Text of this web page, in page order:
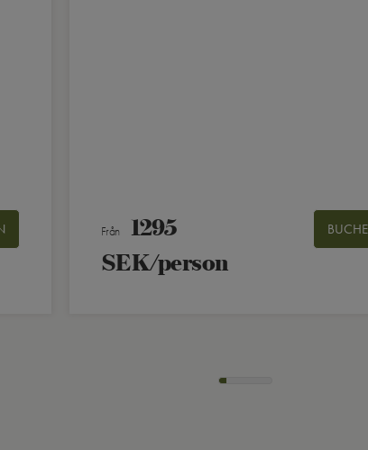
Från
1295
SEK/person